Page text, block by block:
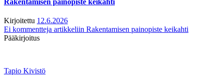
Rakentamisen painopiste keikahti
Kirjoitettu 12.6.2026
Ei kommentteja artikkeliin Rakentamisen painopiste keikahti
Pääkirjoitus
Tapio Kivistö